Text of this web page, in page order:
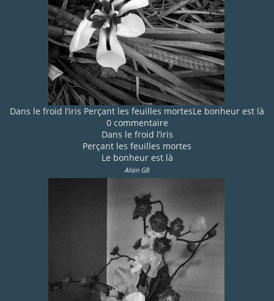
Dans le froid l’iris Perçant les feuilles mortesLe bonheur est là
0 commentaire
Dans le froid l’iris
Perçant les feuilles mortes
Le bonheur est là
Alain GB